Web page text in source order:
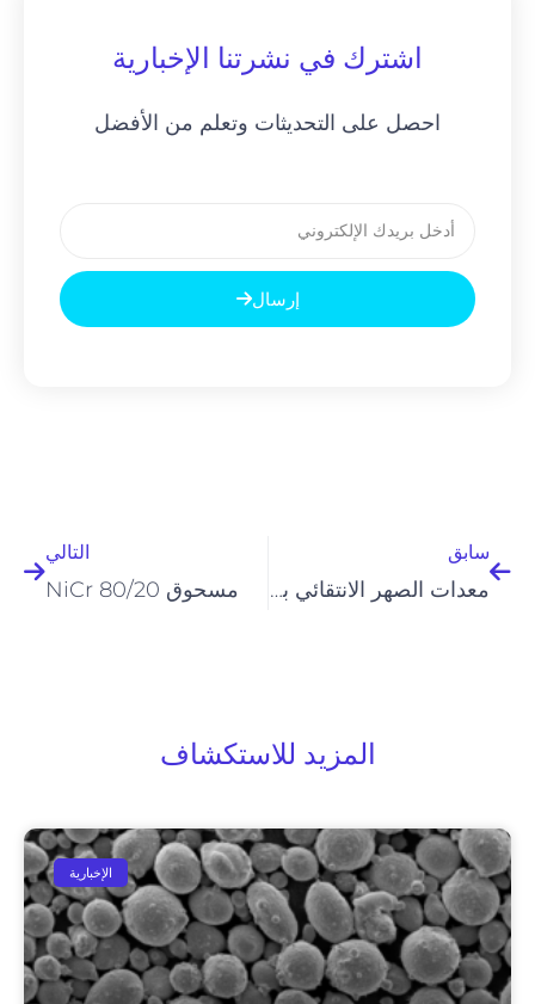
اشترك في نشرتنا الإخبارية
احصل على التحديثات وتعلم من الأفضل
بريد
إرسال
سابق
معدات الصهر الانتقائي بالحزمة الإلكترونية
التالي
مسحوق NiCr 80/20
المزيد للاستكشاف
الإخبارية